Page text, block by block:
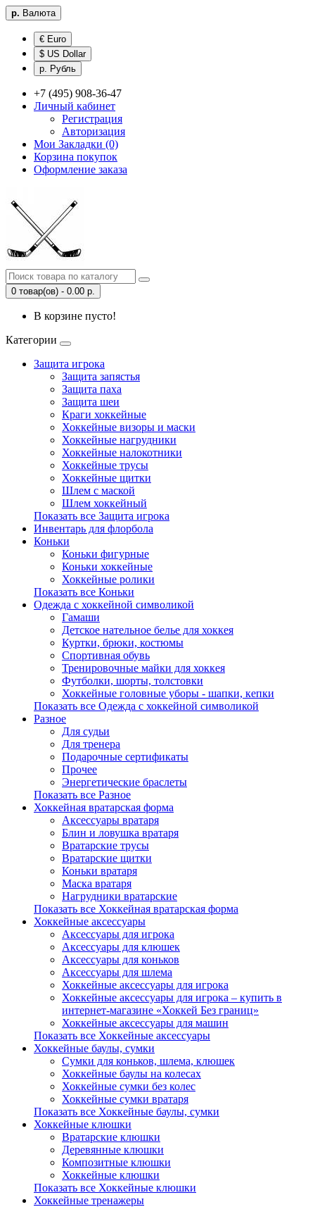
р. Валюта
€ Euro
$ US Dollar
р. Рубль
+7 (495) 908-36-47
Личный кабинет
Регистрация
Авторизация
Мои Закладки (0)
Корзина покупок
Оформление заказа
0 товар(ов) - 0.00 р.
В корзине пусто!
Категории
Защита игрока
Защита запястья
Защита паха
Защита шеи
Краги хоккейные
Хоккейные визоры и маски
Хоккейные нагрудники
Хоккейные налокотники
Хоккейные трусы
Хоккейные щитки
Шлем с маской
Шлем хоккейный
Показать все Защита игрока
Инвентарь для флорбола
Коньки
Коньки фигурные
Коньки хоккейные
Хоккейные ролики
Показать все Коньки
Одежда с хоккейной символикой
Гамаши
Детское нательное белье для хоккея
Куртки, брюки, костюмы
Спортивная обувь
Тренировочные майки для хоккея
Футболки, шорты, толстовки
Хоккейные головные уборы - шапки, кепки
Показать все Одежда с хоккейной символикой
Разное
Для судьи
Для тренера
Подарочные сертификаты
Прочее
Энергетические браслеты
Показать все Разное
Хоккейная вратарская форма
Аксессуары вратаря
Блин и ловушка вратаря
Вратарские трусы
Вратарские щитки
Коньки вратаря
Маска вратаря
Нагрудники вратарские
Показать все Хоккейная вратарская форма
Хоккейные аксессуары
Аксессуары для игрока
Аксессуары для клюшек
Аксессуары для коньков
Аксессуары для шлема
Хоккейные аксессуары для игрока
Хоккейные аксессуары для игрока – купить в
интернет-магазине «Хоккей Без границ»
Хоккейные аксессуары для машин
Показать все Хоккейные аксессуары
Хоккейные баулы, сумки
Сумки для коньков, шлема, клюшек
Хоккейные баулы на колесах
Хоккейные сумки без колес
Хоккейные сумки вратаря
Показать все Хоккейные баулы, сумки
Хоккейные клюшки
Вратарские клюшки
Деревянные клюшки
Композитные клюшки
Хоккейные клюшки
Показать все Хоккейные клюшки
Хоккейные тренажеры